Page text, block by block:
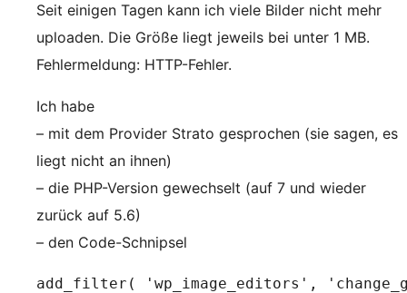
Seit einigen Tagen kann ich viele Bilder nicht mehr
uploaden. Die Größe liegt jeweils bei unter 1 MB.
Fehlermeldung: HTTP-Fehler.
Ich habe
– mit dem Provider Strato gesprochen (sie sagen, es
liegt nicht an ihnen)
– die PHP-Version gewechselt (auf 7 und wieder
zurück auf 5.6)
– den Code-Schnipsel
add_filter( 'wp_image_editors',